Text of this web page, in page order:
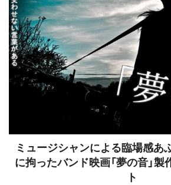
ミュージシャンによる臨場感あ
に拘ったバンド映画「夢の音」
ト